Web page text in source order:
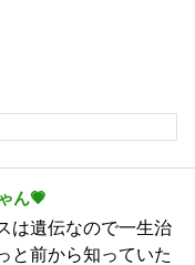
ん💗
は遺伝なので一生治
と前から知っていた